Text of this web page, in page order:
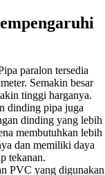
paralon tersedia
Semakin besar
tinggi harganya.
dinding pipa juga
dinding yang lebih
membutuhkan lebih
dan memiliki daya
tekanan.
PVC yang digunakan